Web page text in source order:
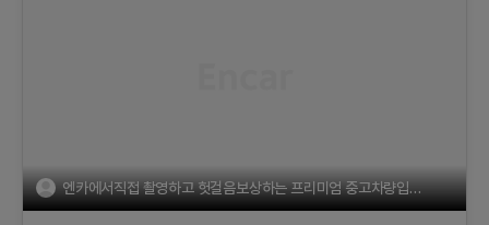
엔카에서직접 촬영하고 헛걸음보상하는 프리미엄 중고차량입니다